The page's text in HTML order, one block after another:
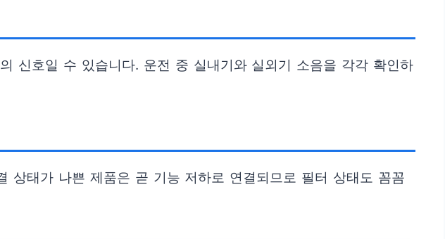
신호일 수 있습니다. 운전 중 실내기와 실외기 소음을 각각 확인하
상태가 나쁜 제품은 곧 기능 저하로 연결되므로 필터 상태도 꼼꼼